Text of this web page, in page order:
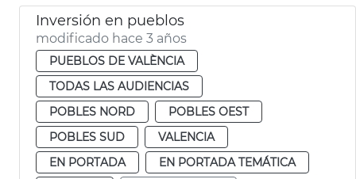
Inversión en pueblos
modificado hace 3 años
PUEBLOS DE VALÈNCIA
TODAS LAS AUDIENCIAS
POBLES NORD
POBLES OEST
POBLES SUD
VALENCIA
EN PORTADA
EN PORTADA TEMÁTICA